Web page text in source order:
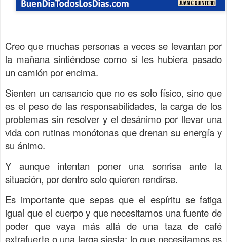
Creo que muchas personas a veces se levantan por
la mañana sintiéndose como si les hubiera pasado
un camión por encima.
Sienten un cansancio que no es solo físico, sino que
es el peso de las responsabilidades, la carga de los
problemas sin resolver y el desánimo por llevar una
vida con rutinas monótonas que drenan su energía y
su ánimo.
Y aunque intentan poner una sonrisa ante la
situación, por dentro solo quieren rendirse.
Es importante que sepas que el espíritu se fatiga
igual que el cuerpo y que necesitamos una fuente de
poder que vaya más allá de una taza de café
extrafuerte o una larga siesta; lo que necesitamos es